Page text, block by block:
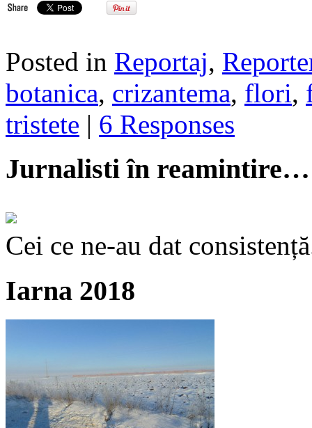
Posted in Reportaj,
botanica, crizantema, flori,
tristete | 6 Responses
Jurnalisti în reamintire…
Cei ce ne-au dat
Iarna 2018